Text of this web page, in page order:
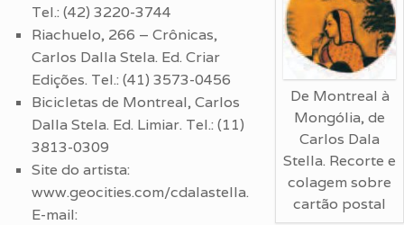
De Montreal à
Mongólia, de
Carlos Dala
Stella. Recorte e
colagem sobre
cartão postal
Tel.: (42) 3220-3744
Riachuelo, 266 – Crônicas,
Carlos Dalla Stela. Ed. Criar
Edições. Tel.: (41) 3573-0456
Bicicletas de Montreal, Carlos
Dalla Stela. Ed. Limiar. Tel.: (11)
3813-0309
Site do artista:
www.geocities.com/cdalastella.
E-mail: